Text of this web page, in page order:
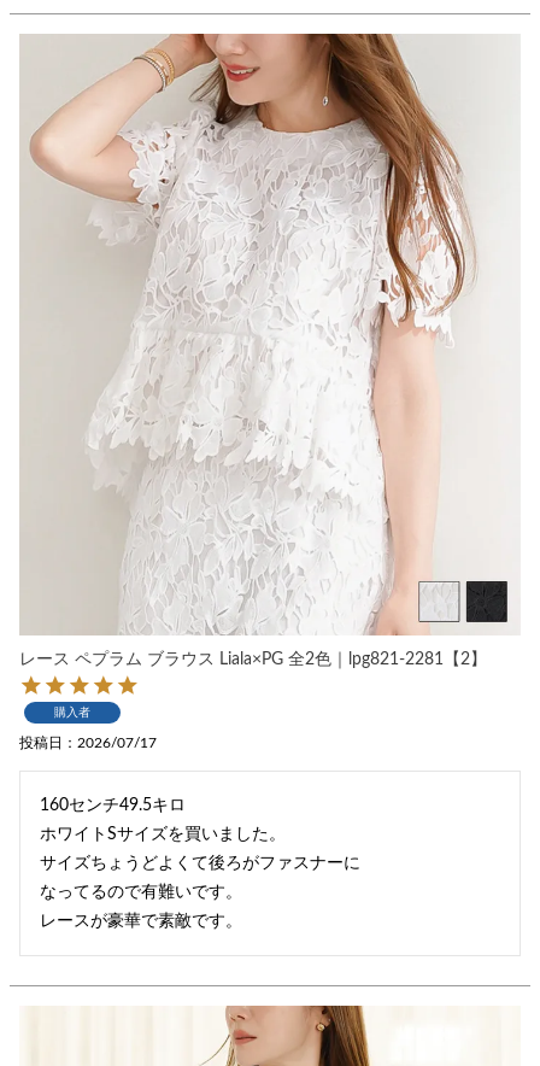
レース ペプラム ブラウス Liala×PG 全2色｜lpg821-2281【2】
購入者
投稿日 2026/07/17
160センチ49.5キロ
ホワイトSサイズを買いました。
サイズちょうどよくて後ろがファスナーに
なってるので有難いです。
レースが豪華で素敵です。